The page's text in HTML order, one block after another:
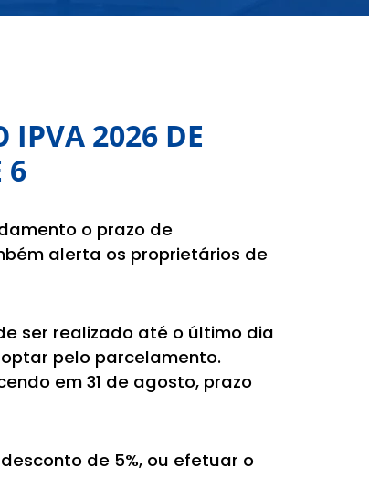
IPVA 2026 DE
6
o prazo de
alerta os proprietários de
ser realizado até o último dia
pelo parcelamento.
em 31 de agosto, prazo
de 5%, ou efetuar o